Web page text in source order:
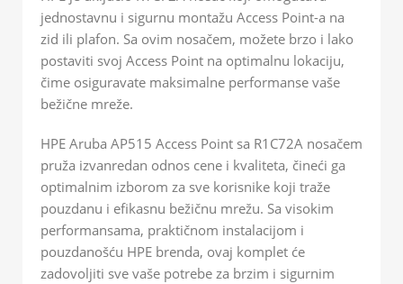
jednostavnu i sigurnu montažu Access Point-a na
zid ili plafon. Sa ovim nosačem, možete brzo i lako
postaviti svoj Access Point na optimalnu lokaciju,
čime osiguravate maksimalne performanse vaše
bežične mreže.
HPE Aruba AP515 Access Point sa R1C72A nosačem
pruža izvanredan odnos cene i kvaliteta, čineći ga
optimalnim izborom za sve korisnike koji traže
pouzdanu i efikasnu bežičnu mrežu. Sa visokim
performansama, praktičnom instalacijom i
pouzdanošću HPE brenda, ovaj komplet će
zadovoljiti sve vaše potrebe za brzim i sigurnim